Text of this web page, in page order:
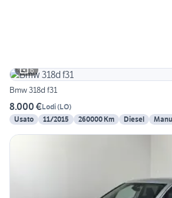
6
Bmw 318d f31
8.000 €Lodi(LO)
Usato
11/2015 260000 Km Diesel